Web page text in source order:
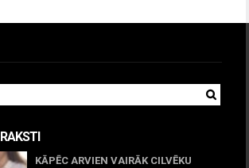
KĀPĒC ARVIEN VAIRĀK CILVĒKU